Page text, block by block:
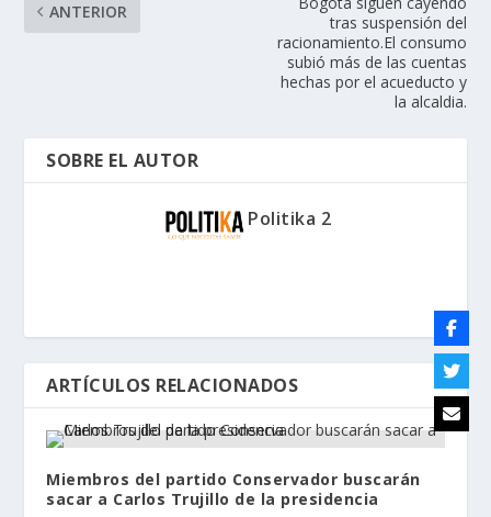
ANTERIOR
tras suspensión del
racionamiento.El consumo
subió más de las cuentas
hechas por el acueducto y
la alcaldia.
SOBRE EL AUTOR
Politika 2
ARTÍCULOS RELACIONADOS
Miembros del partido Conservador buscarán
sacar a Carlos Trujillo de la presidencia